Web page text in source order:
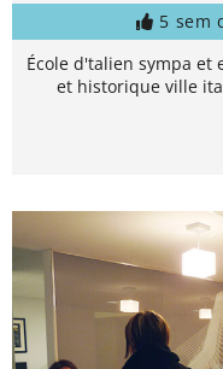
5 sem
École d'talien sympa et
et historique ville